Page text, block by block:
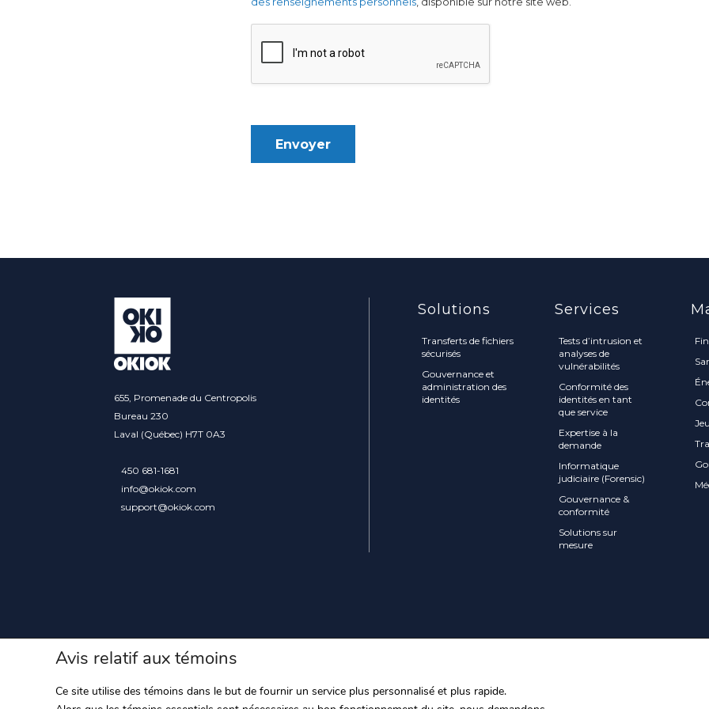
Envoyer
655, Promenade du Centropolis
Bureau 230
Laval (Québec) H7T 0A3
450 681-1681
info@okiok.com
support@okiok.com
Solutions
Transferts de fichiers
sécurisés
Gouvernance et
administration des
identités
Services
Tests d’intrusion et
analyses de
vulnérabilités
Conformité des
identités en tant
que service
Expertise à la
demande
Informatique
judiciaire (Forensic)
Gouvernance &
conformité
Solutions sur
mesure
Avis relatif aux témoins
Ce site utilise des témoins dans le but de fournir un service plus personnalisé et plus rapide.